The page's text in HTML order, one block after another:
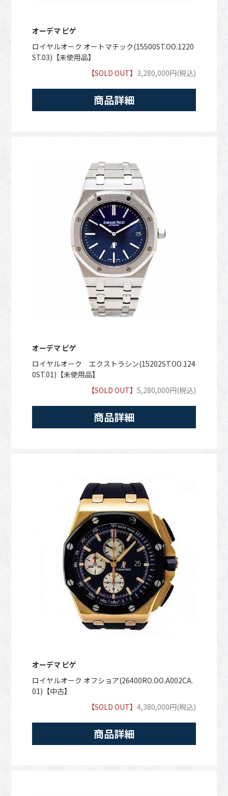
オーデマ ピゲ
ロイヤルオーク オートマチック(15500ST.OO.1220
ST.03)【未使用品】
【SOLD OUT】 3,280,000円(税込)
商品詳細
オーデマ ピゲ
ロイヤルオーク エクストラシン(15202ST.OO.124
0ST.01)【未使用品】
【SOLD OUT】5,280,000円(税込)
商品詳細
オーデマ ピゲ
ロイヤルオーク オフショア(26400RO.OO.A002CA.
01)【中古】
【SOLD OUT】4,380,000円(税込)
商品詳細